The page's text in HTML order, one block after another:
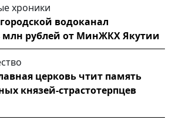
хроники
водоканал
млн рублей от МинЖКХ Якутии
церковь чтит память
князей-страстотерпцев